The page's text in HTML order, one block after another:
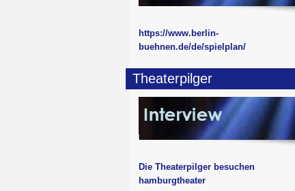
https://www.berlin-
buehnen.de/de/spielplan/
Theaterpilger
Die Theaterpilger besuchen
hamburgtheater